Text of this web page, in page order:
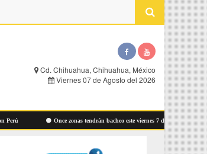
Cd. Chihuahua, Chihuahua, México
Viernes 07 de Agosto del 2026
Once zonas tendrán bacheo este viernes 7 de agosto: Municipio